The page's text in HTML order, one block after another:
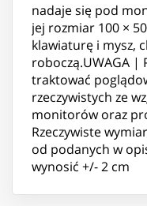
nadaje się pod
jej rozmiar 100 ×
klawiaturę i mysz,
roboczą.UWAGA |
traktować
rzeczywistych ze
monitorów oraz
Rzeczywiste
od podanych w
wynosić +/- 2 cm